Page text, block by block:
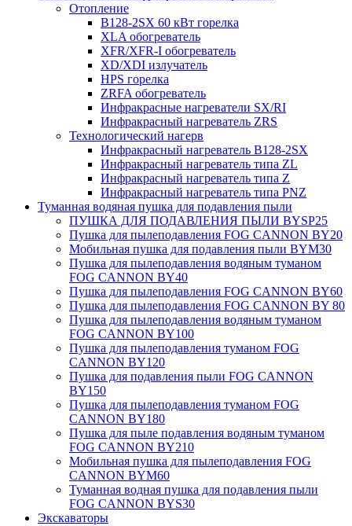
Отопление
B128-2SX 60 кВт горелка
XLA обогреватель
XFR/XFR-I обогреватель
XD/XDI излучатель
HPS горелка
ZRFA обогреватель
Инфракрасные нагреватели SX/RI
Инфракрасный нагреватель ZRS
Технологический нагерв
Инфракрасный нагреватель B128-2SX
Инфракрасный нагреватель типа ZL
Инфракрасный нагреватель типа Z
Инфракрасный нагреватель типа PNZ
Туманная водяная пушка для подавления пыли
ПУШКА ДЛЯ ПОДАВЛЕНИЯ ПЫЛИ BYSP25
Пушка для пылеподавления FOG CANNON BY20
Мобильная пушка для подавления пыли BYM30
Пушка для пылеподавления водяным туманом
FOG CANNON BY40
Пушка для пылеподавления FOG CANNON BY60
Пушка для пылеподавления FOG CANNON BY 80
Пушка для пылеподавления водяным туманом
FOG CANNON BY100
Пушка для пылеподавления туманом FOG
CANNON BY120
Пушка для подавления пыли FOG CANNON
BY150
Пушка для пылеподавления туманом FOG
CANNON BY180
Пушка для пыле подавления водяным туманом
FOG CANNON BY210
Мобильная пушка для пылеподавления FOG
CANNON BYM60
Туманная водная пушка для подавления пыли
FOG CANNON BYS30
Экскаваторы